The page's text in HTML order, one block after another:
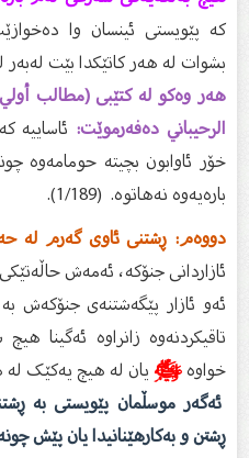
کە پێویستی ئینسان وا
بشوات لە هەر کاتێکدا بێت لەبەر
هەر وەکو لە کتێبی (مطالب أولي
الرحيباني دەفەرموێت:ئاساییە کە
خۆر ئاوابون بچیتە حومامەوە
بارەیەوە نەهاتوە. (1/189).
دووەم: ڕشتنی ئاوی گەرم لە
ئازاردانی جنۆکە، ئەمەش حاڵەتێکی
ئەو ئازار پێگەشتنەی جنۆکەش
تاقیکردنەوە زانراوە ئەگینا
خواوەﷺیان لە هیچ یەکێک لە
ئەگەر موسڵمان پێویستی بە
ڕشتن و بەکارهێنانیدا یان پێش